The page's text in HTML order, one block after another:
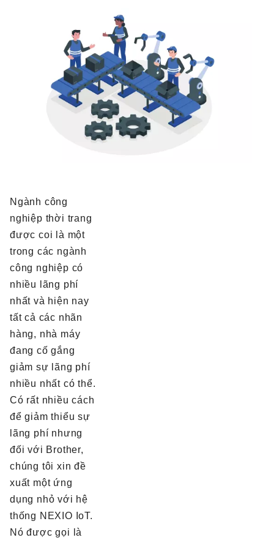
Ngành công
nghiệp thời trang
được coi là một
trong các ngành
công nghiệp có
nhiều lãng phí
nhất và hiện nay
tất cả các nhãn
hàng, nhà máy
đang cố gắng
giảm sự lãng phí
nhiều nhất có thể.
Có rất nhiều cách
để giảm thiểu sự
lãng phí nhưng
đối với Brother,
chúng tôi xin đề
xuất một ứng
dụng nhỏ với hệ
thống NEXIO IoT.
Nó được gọi là